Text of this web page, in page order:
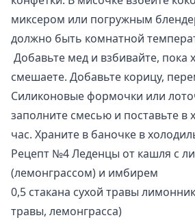
миксером или погружным
должно быть комнатной
Добавьте мед и взбивайте, пока
смешаете. Добавьте корицу,
Силиконовые формочки или
заполните смесью и поставьте в
час. Храните в баночке в
Рецепт №4 Леденцы от кашля с
(лемонграссом) и имбирем
0,5 стакана сухой травы
травы, лемонграсса)